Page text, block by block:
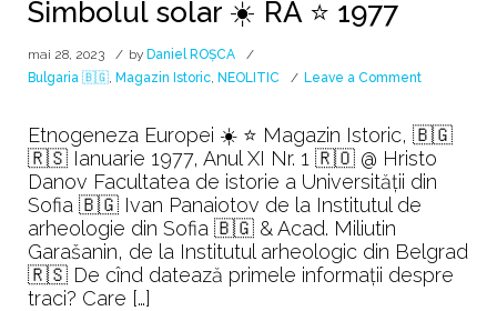
Simbolul solar ☀️ RA ⭐ 1977
mai 28, 2023 by Daniel ROȘCA
Bulgaria 🇧🇬 Magazin Istoric NEOLITIC Leave a Commenton
solar
☀️
RA
⭐
Etnogeneza Europei ☀️ ⭐ Magazin Istoric, 🇧🇬
🇷🇸 Ianuarie 1977, Anul XI Nr. 1 🇷🇴 @ Hristo
Danov Facultatea de istorie a Universității din
Sofia 🇧🇬 Ivan Panaiotov de la Institutul de
arheologie din Sofia 🇧🇬 & Acad. Miliutin
Garašanin, de la Institutul arheologic din Belgrad
🇷🇸 De cînd datează primele informații despre
traci? Care […]